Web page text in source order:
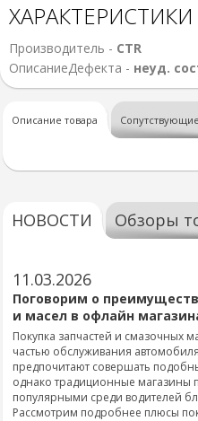
ХАРАКТЕРИСТИКИ
Производитель - CTR
ОписаниеДефекта - неуд.
Описание товара
НОВОСТИ Обзоры
11.03.2026
Поговорим о
и масел в офлайн
Покупка запчастей и смазочных
частью обслуживания
предпочитают совершать
однако традиционные магазины
популярными среди водителей
Рассмотрим подробнее плюсы